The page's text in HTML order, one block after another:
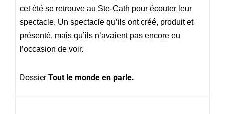
cet été se retrouve au Ste-Cath pour écouter leur
spectacle. Un spectacle qu’ils ont créé, produit et
présenté, mais qu’ils n’avaient pas encore eu
l’occasion de voir.
DossierTout le monde en parle.